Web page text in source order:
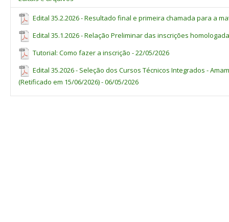
Período de inscrições
Divulgação da relação preliminar das inscrições homologadas e
indeferidas.
Período para correção de dados no sistema (opção de curso, turno,
médias e modalidade de reserva de vaga).
Período de recurso contra a relação preliminar de inscrições
indeferidas (
documentos
Amambai
Amambai (UEMS Unidade de Amambai).
Paranaíba
Avenida Durval Rodrigues Lopes, 500 - Vila Salomé,
Paranaíba – MS (EE Aracilda Cícero Correa da Costa).
Edital 35.2.2026 - Resultado final e primeira chamada para a
Edital 35.1.2026 - Relação Preliminar das inscrições
Tutorial: Como fazer a inscrição - 22/05/2026
Edital 35.2026 - Seleção dos Cursos Técnicos Integrados -
(Retificado em 15/06/2026) - 06/05/2026